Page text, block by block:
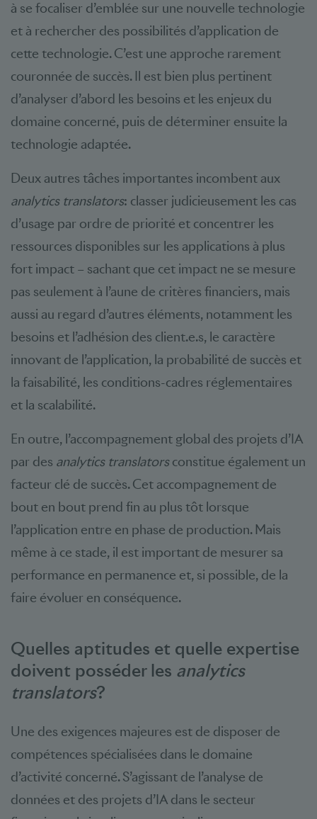
à se focaliser d’emblée sur une nouvelle technologie
et à rechercher des possibilités d’application de
cette technologie. C’est une approche rarement
couronnée de succès. Il est bien plus pertinent
d’analyser d’abord les besoins et les enjeux du
domaine concerné, puis de déterminer ensuite la
technologie adaptée.
Deux autres tâches importantes incombent aux
analytics translators: classer judicieusement les cas
d’usage par ordre de priorité et concentrer les
ressources disponibles sur les applications à plus
fort impact – sachant que cet impact ne se mesure
pas seulement à l’aune de critères financiers, mais
aussi au regard d’autres éléments, notamment les
besoins et l’adhésion des client.e.s, le caractère
innovant de l’application, la probabilité de succès et
la faisabilité, les conditions-cadres réglementaires
et la scalabilité.
En outre, l’accompagnement global des projets d’IA
par des analytics translatorsconstitue également un
facteur clé de succès. Cet accompagnement de
bout en bout prend fin au plus tôt lorsque
l’application entre en phase de production. Mais
même à ce stade, il est important de mesurer sa
performance en permanence et, si possible, de la
faire évoluer en conséquence.
Quelles aptitudes et quelle expertise
doivent posséder les analytics
translators?
Une des exigences majeures est de disposer de
compétences spécialisées dans le domaine
d’activité concerné. S’agissant de l’analyse de
données et des projets d’IA dans le secteur